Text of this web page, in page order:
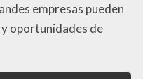
empresas pueden
oportunidades de